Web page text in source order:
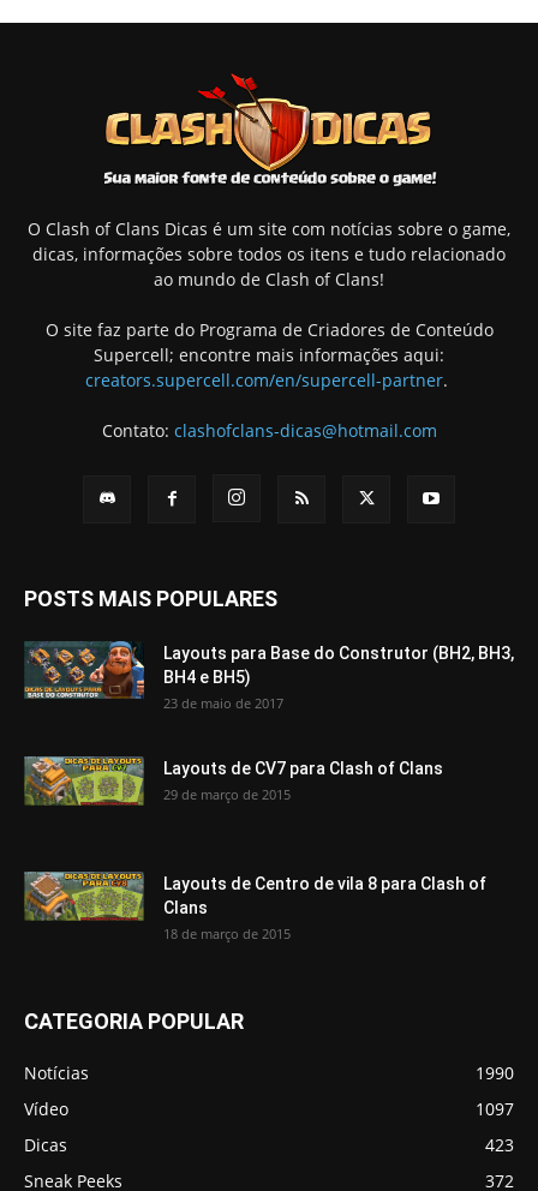
O Clash of Clans Dicas é um site com notícias sobre o game,
dicas, informações sobre todos os itens e tudo relacionado
ao mundo de Clash of Clans!
O site faz parte do Programa de Criadores de Conteúdo
Supercell; encontre mais informações aqui:
creators.supercell.com/en/supercell-partner.
Contato: clashofclans-dicas@hotmail.com
POSTS MAIS POPULARES
Layouts para Base do Construtor (BH2, BH3,
BH4 e BH5)
23 de maio de 2017
Layouts de CV7 para Clash of Clans
29 de março de 2015
Layouts de Centro de vila 8 para Clash of
Clans
18 de março de 2015
CATEGORIA POPULAR
Notícias
1990
Vídeo
1097
Dicas
423
Sneak Peeks
372